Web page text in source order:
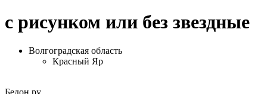
с рисунком или без звездные
Волгоградская область
Красный Яр